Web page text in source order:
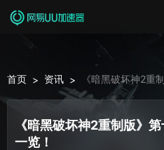
首页 > 资讯 >
《暗黑破坏神2重
览！
《暗黑破坏神2重制版》
一览！